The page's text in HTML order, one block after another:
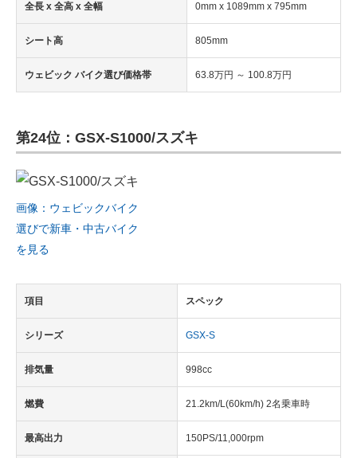
全長 x 全高 x 全幅 0mm x 1089mm x 795mm
シート高 805mm
ウェビック バイク選び価格帯 63.8万円 ～ 100.8万円
第24位：GSX-S1000/スズキ
画像：ウェビックバイク
選びで新車・中古バイク
を見る
項目 スペック
シリーズ GSX-S
排気量 998cc
燃費 21.2km/L(60km/h) 2名乗車時
最高出力 150PS/11,000rpm